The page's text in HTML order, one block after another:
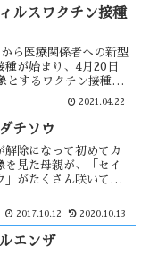
高の獲得票数を得た。
は・・
ルスワクチン接種
ら医療関係者への新型
種が始まり、4月20日
とするワクチン接種券
約は先着順であったた
道から予約が難しい様
能代市の状況は余裕が
約をしてみる事に・・
2021.04.22
チソウ
解除になって初めてカ
を見た母親が、「セイ
」がたくさん咲いてい
めて知った。今までは
2017.10.12 2020.10.13
エンザ